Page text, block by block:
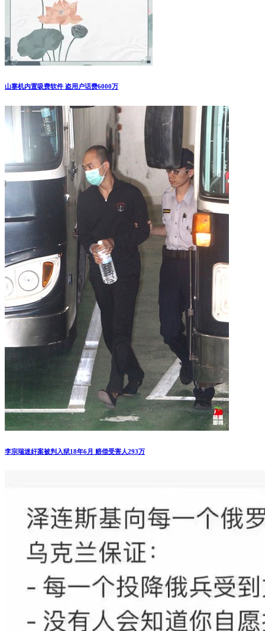
山寨机内置吸费软件 盗用户话费6000万
李宗瑞迷奸案被判入狱18年6月 赔偿受害人293万